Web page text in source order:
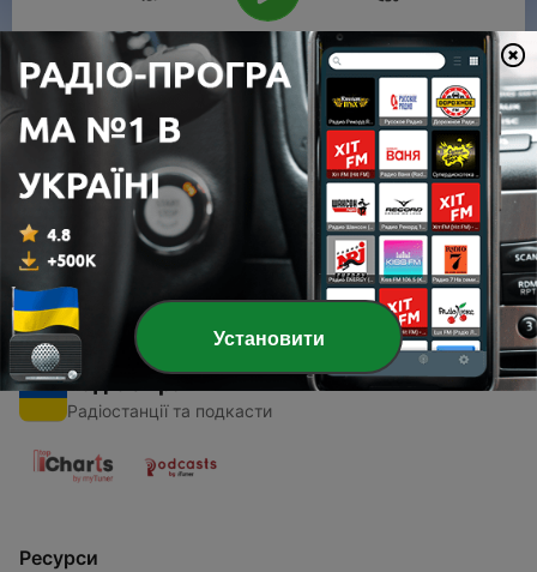
00:00
Епізоди
1 - SL00 Intro: Digital Nomad Family Podcast
14 серп. 2018
Радіо України
Радіостанції та подкасти
Ресурси
Установити